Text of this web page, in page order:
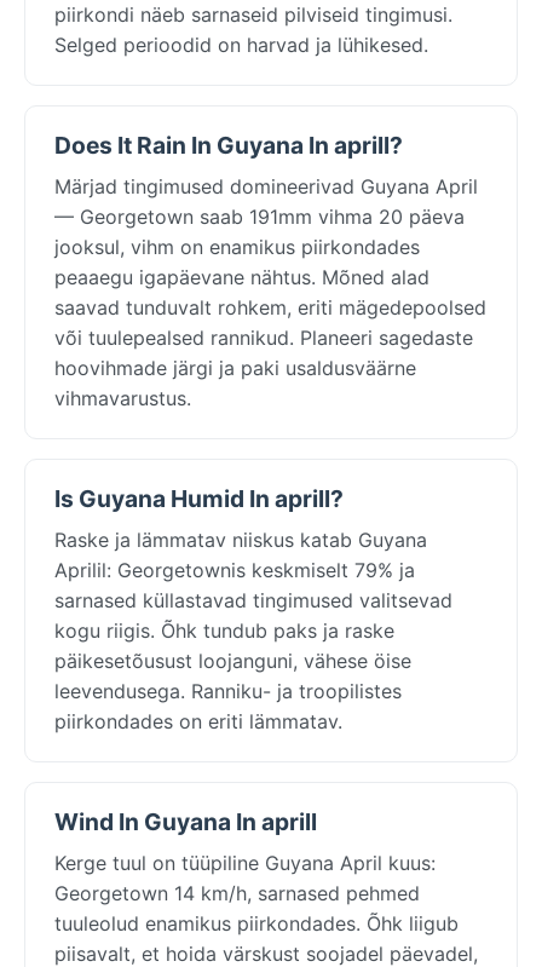
piirkondi näeb sarnaseid pilviseid tingimusi.
Selged perioodid on harvad ja lühikesed.
Does It Rain In Guyana In aprill?
Märjad tingimused domineerivad Guyana April
— Georgetown saab 191mm vihma 20 päeva
jooksul, vihm on enamikus piirkondades
peaaegu igapäevane nähtus. Mõned alad
saavad tunduvalt rohkem, eriti mägedepoolsed
või tuulepealsed rannikud. Planeeri sagedaste
hoovihmade järgi ja paki usaldusväärne
vihmavarustus.
Is Guyana Humid In aprill?
Raske ja lämmatav niiskus katab Guyana
Aprilil: Georgetownis keskmiselt 79% ja
sarnased küllastavad tingimused valitsevad
kogu riigis. Õhk tundub paks ja raske
päikesetõusust loojanguni, vähese öise
leevendusega. Ranniku- ja troopilistes
piirkondades on eriti lämmatav.
Wind In Guyana In aprill
Kerge tuul on tüüpiline Guyana April kuus:
Georgetown 14 km/h, sarnased pehmed
tuuleolud enamikus piirkondades. Õhk liigub
piisavalt, et hoida värskust soojadel päevadel,